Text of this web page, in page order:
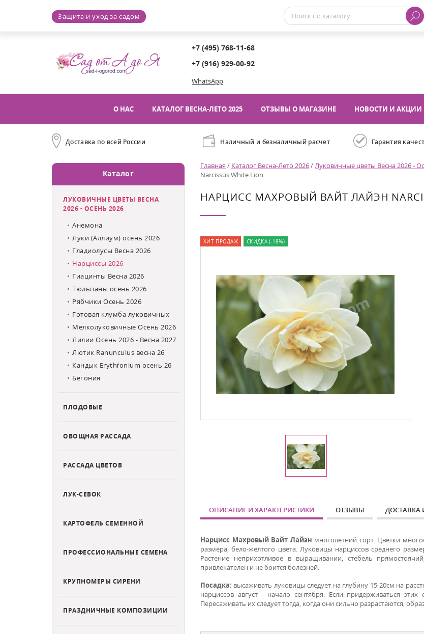
Защита и уход за садом
+7 (495) 768-11-68
+7 (916) 929-00-92
WhatsApp
О НАС КАТАЛОГ ВЕСНА-ЛЕТО 2025 ОТЗЫВЫ О МАГАЗИНЕ НОВОСТИ И АКЦИИ
Доставка по всей России Наличный и безналичный расчет Гарантия
Каталог
ЛУКОВИЧНЫЕ ЦВЕТЫ ВЕСНА
2026 - ОСЕНЬ 2026
Анемона
Луки (Аллиум) осень 2026
Гладиолусы Весна 2026
Нарциссы 2026
Гиацинты Весна 2026
Тюльпаны осень 2026
Рябчики Осень 2026
Готовая клумба луковичных
Мелколуковичные Осень 2026
Лилии Осень 2026 - Весна 2027
Лютик Ranunculus весна 26
Кандык Erythŕonium осень 26
Бегония
ПЛОДОВЫЕ
ОВОЩНАЯ РАССАДА
РАССАДА ЦВЕТОВ
ЛУК-СЕВОК
КАРТОФЕЛЬ СЕМЕННОЙ
ПРОФЕССИОНАЛЬНЫЕ СЕМЕНА
КРУПНОМЕРЫ СИРЕНИ
ПРАЗДНИЧНЫЕ КОМПОЗИЦИИ
Главная / Каталог Весна-Лето 2026/Луковичные цветы Весна 2026 -
Narcissus White Lion
НАРЦИСС МАХРОВЫЙ ВАЙТ ЛАЙЭН
ХИТ ПРОДАЖ СКИДКА (-18%)
ОПИСАНИЕ И ХАРАКТЕРИСТИКИ ОТЗЫВЫ ДОСТАВКА
Нарцисс Махровый Вайт Лайэн многолетний сорт. Цветки
размера, бело-жёлтого цвета. Луковицы нарциссов среднего
Растение неприхотливое в выращивании, стебель
привлекателен и не боится болезней.
Посадка: высаживать луковицы следует на глубину 15-20см на
нарциссов август - начало сентября. Если придерживаться
Пересаживать их следует тогда, когда они сильно разрастаются,